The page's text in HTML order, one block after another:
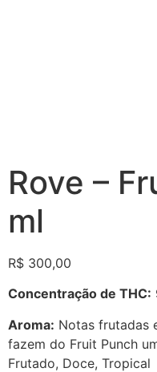
Rove –
ml
R$ 300,00
Concentração de THC:
Aroma: Notas frutadas
fazem do Fruit Punch
Frutado, Doce, Tropical